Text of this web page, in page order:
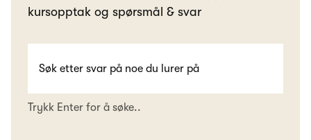
kursopptak og spørsmål & svar
Trykk Enter for å søke..